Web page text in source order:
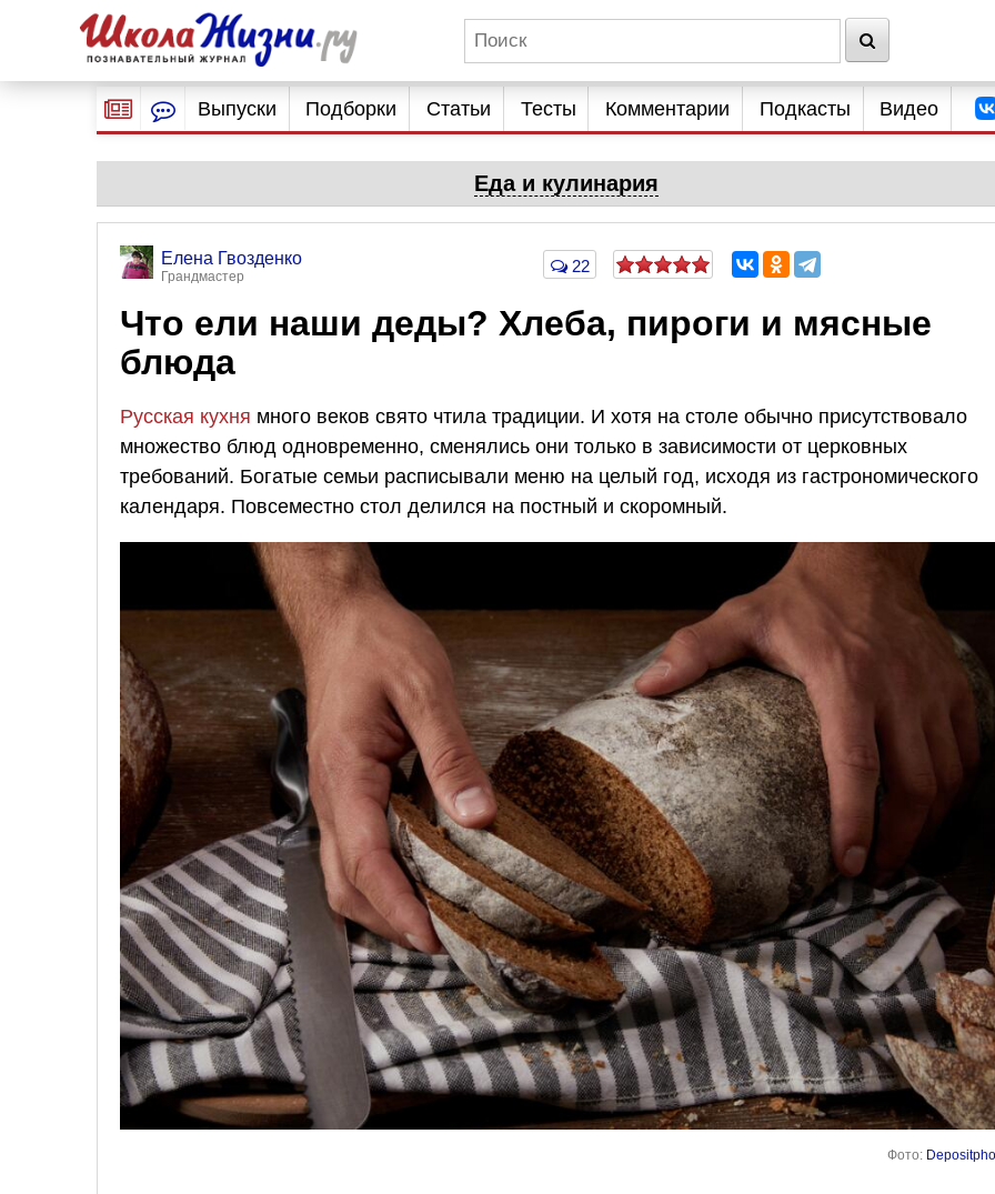
Выпуски Подборки Статьи Тесты Комментарии Подкасты Видео
Еда и кулинария
Елена Гвозденко
Грандмастер
22
Что ели наши деды? Хлеба, пироги и мясные
блюда
Русская кухня много веков свято чтила традиции. И хотя на столе обычно присутствовало
множество блюд одновременно, сменялись они только в зависимости от церковных
требований. Богатые семьи расписывали меню на целый год, исходя из гастрономического
календаря. Повсеместно стол делился на постный и скоромный.
Фото: